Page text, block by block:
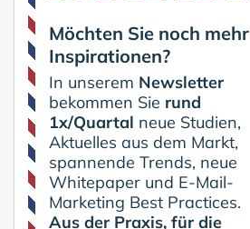
Möchten Sie noch mehr
Inspirationen?
In unserem Newsletter
bekommen Sie rund
1x/Quartal neue Studien,
Aktuelles aus dem Markt,
spannende Trends, neue
Whitepaper und E-Mail-
Marketing Best Practices.
Aus der Praxis, für die